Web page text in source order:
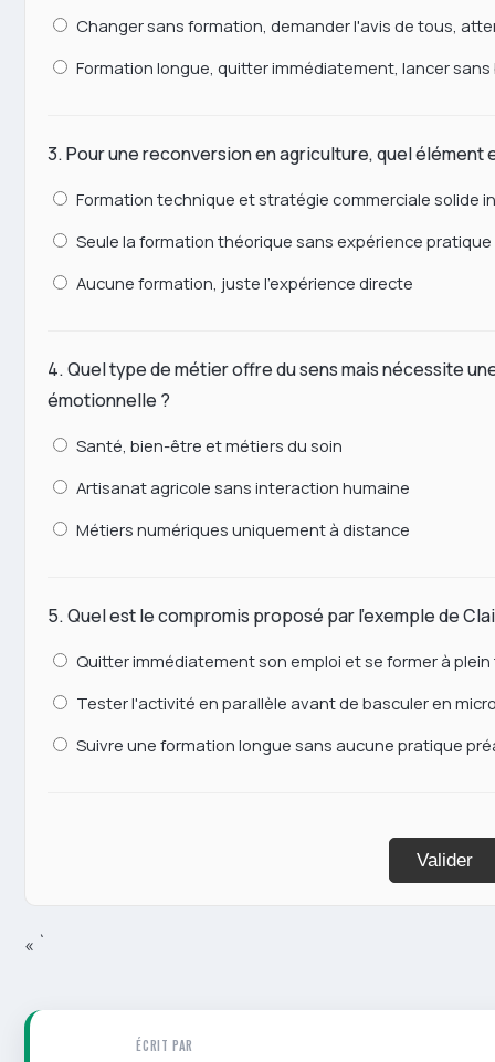
Changer sans formation, demander l'avis de tous,
Formation longue, quitter immédiatement, lancer
3. Pour une reconversion en agriculture, quel élément
Formation technique et stratégie commerciale solide
Seule la formation théorique sans expérience pratique
Aucune formation, juste l'expérience directe
4. Quel type de métier offre du sens mais nécessite
émotionnelle ?
Santé, bien-être et métiers du soin
Artisanat agricole sans interaction humaine
Métiers numériques uniquement à distance
5. Quel est le compromis proposé par l'exemple de
Quitter immédiatement son emploi et se former à
Tester l'activité en parallèle avant de basculer en
Suivre une formation longue sans aucune pratique
Valider
« `
ÉCRIT PAR